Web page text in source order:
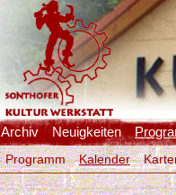
Archiv Neuigkeiten
Programm Kalender